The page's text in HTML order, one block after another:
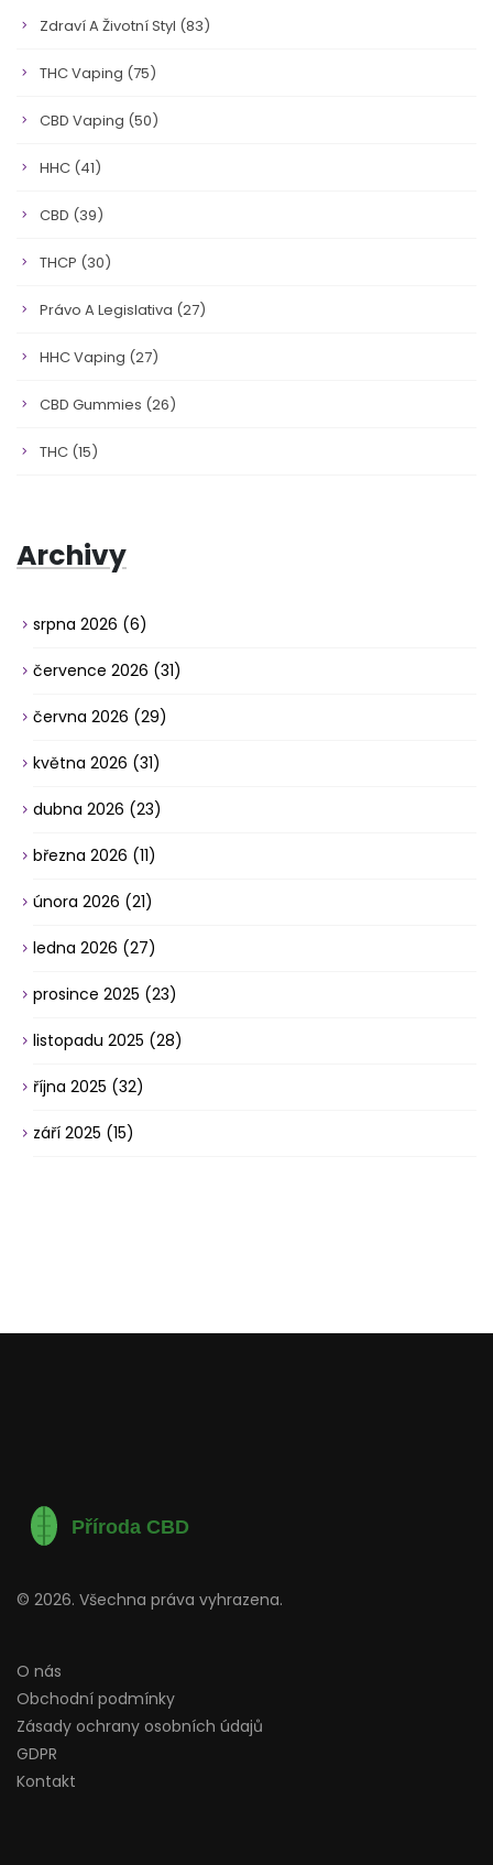
Zdraví A Životní Styl (83)
THC Vaping (75)
CBD Vaping (50)
HHC (41)
CBD (39)
THCP (30)
Právo A Legislativa (27)
HHC Vaping (27)
CBD Gummies (26)
THC (15)
Archivy
srpna 2026 (6)
července 2026 (31)
června 2026 (29)
května 2026 (31)
dubna 2026 (23)
března 2026 (11)
února 2026 (21)
ledna 2026 (27)
prosince 2025 (23)
listopadu 2025 (28)
října 2025 (32)
září 2025 (15)
© 2026. Všechna práva vyhrazena.
O nás
Obchodní podmínky
Zásady ochrany osobních údajů
GDPR
Kontakt